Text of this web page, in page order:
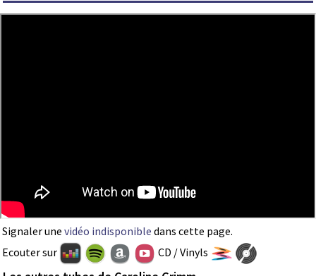
Signaler une vidéo indisponible dans cette page.
Ecouter sur
CD / Vinyls